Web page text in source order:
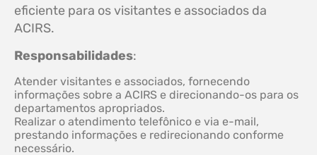
eficiente para os visitantes e associados da
ACIRS.
Responsabilidades:
Atender visitantes e associados, fornecendo
informações sobre a ACIRS e direcionando-os para os
departamentos apropriados.
Realizar o atendimento telefônico e via e-mail,
prestando informações e redirecionando conforme
necessário.